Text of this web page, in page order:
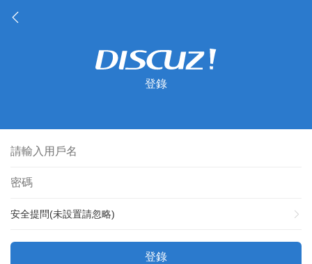
登錄
安全提問(未設置請忽略)
登錄